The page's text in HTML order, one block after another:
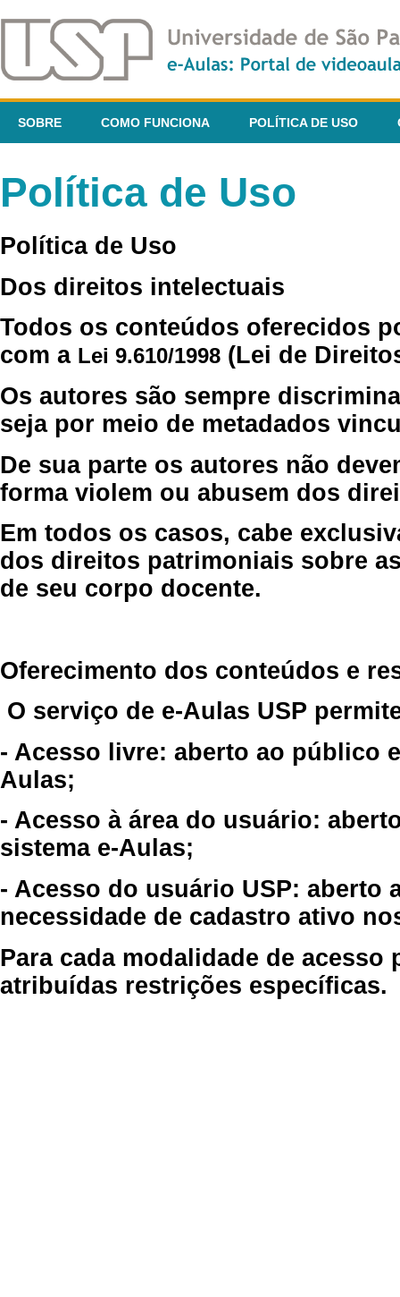
SOBRE COMO FUNCIONA POLÍTICA DE USO
Política de Uso
Política de Uso
Dos direitos intelectuais
Todos os conteúdos oferecidos
com a Lei 9.610/1998 (Lei de
Os autores são sempre
seja por meio de metadados
De sua parte os autores não
forma violem ou abusem dos
Em todos os casos, cabe
dos direitos patrimoniais sobre
de seu corpo docente.
Oferecimento dos conteúdos e
O serviço de e-Aulas USP
- Acesso livre: aberto ao público
Aulas;
- Acesso à área do usuário:
sistema e-Aulas;
- Acesso do usuário USP: aberto
necessidade de cadastro ativo
Para cada modalidade de
atribuídas restrições específicas.